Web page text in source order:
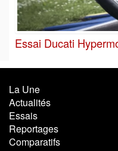
Essai Ducati
La Une
Actualités
Essais
Reportages
Comparatifs